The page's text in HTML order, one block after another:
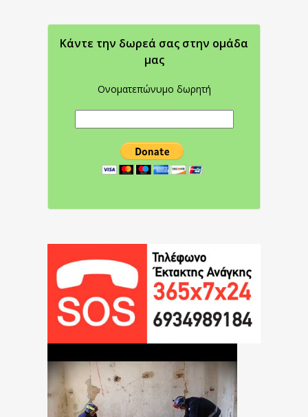
Κάντε την δωρεά σας στην oμάδα
μας
Ονοματεπώνυμο δωρητή